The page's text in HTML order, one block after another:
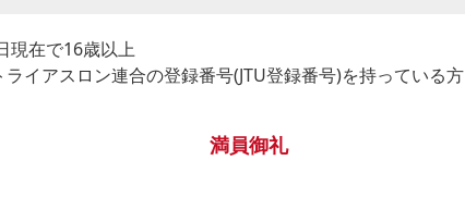
現在で16歳以上
イアスロン連合の登録番号(JTU登録番号)を持っている方
満員御礼